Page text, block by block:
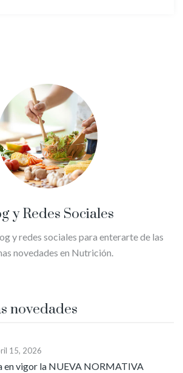
y Redes Sociales
y redes sociales para enterarte de las
novedades en Nutrición.
novedades
15, 2026
en vigor la NUEVA NORMATIVA